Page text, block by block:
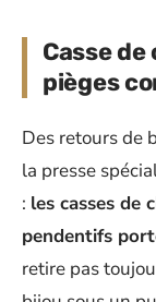
Casse
pièges
Des retours de
la presse
: les casses de
pendentifs
retire pas